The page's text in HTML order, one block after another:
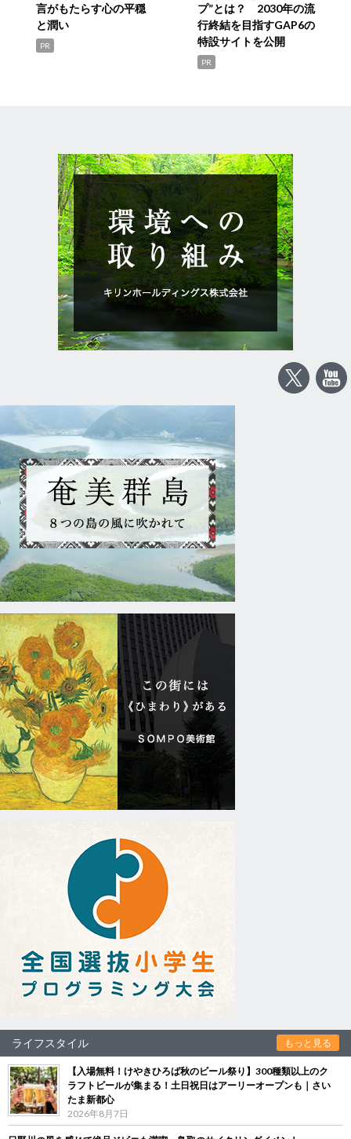
言がもたらす心の平穏
と潤い
PR
プ”とは？ 2030年の流
行終結を目指すGAP6の
特設サイトを公開
PR
ライフスタイル もっと見る
【入場無料！けやきひろば秋のビール祭り】300種類以上のク
ラフトビールが集まる！土日祝日はアーリーオープンも｜さい
たま新都心
2026年8月7日